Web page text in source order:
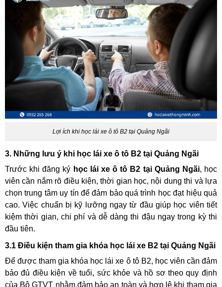
Lợi ích khi học lái xe ô tô B2 tại Quảng Ngãi
3. Những lưu ý khi học lái xe ô tô B2 tại Quảng Ngãi
Trước khi đăng ký học lái xe ô tô B2 tại Quảng Ngãi, học
viên cần nắm rõ điều kiện, thời gian học, nội dung thi và lựa
chọn trung tâm uy tín để đảm bảo quá trình học đạt hiệu quả
cao. Việc chuẩn bị kỹ lưỡng ngay từ đầu giúp học viên tiết
kiệm thời gian, chi phí và dễ dàng thi đậu ngay trong kỳ thi
đầu tiên.
3.1 Điều kiện tham gia khóa học lái xe B2 tại Quảng Ngãi
Để được tham gia khóa học lái xe ô tô B2, học viên cần đảm
bảo đủ điều kiện về tuổi, sức khỏe và hồ sơ theo quy định
của Bộ GTVT nhằm đảm bảo an toàn và hợp lệ khi tham gia